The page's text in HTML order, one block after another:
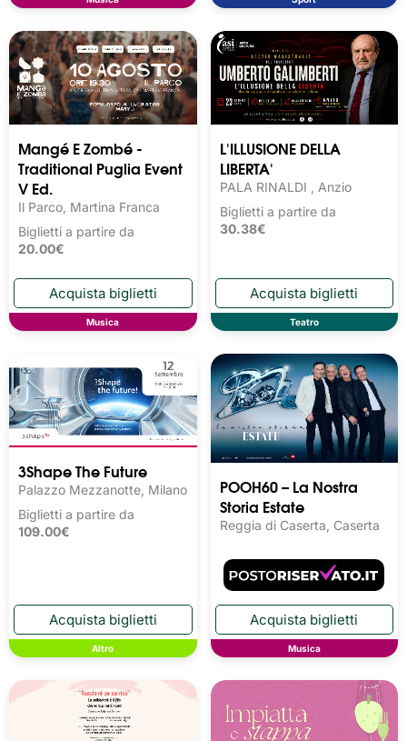
Mangé E Zombé -
Traditional Puglia Event
V Ed.
Il Parco, Martina Franca
Biglietti a partire da
20.00€
Musica
L'ILLUSIONE DELLA
LIBERTA'
PALA RINALDI , Anzio
Biglietti a partire da
30.38€
Teatro
3Shape The Future
Palazzo Mezzanotte, Milano
Biglietti a partire da
109.00€
Altro
POOH60 – La Nostra
Storia Estate
Reggia di Caserta, Caserta
Musica